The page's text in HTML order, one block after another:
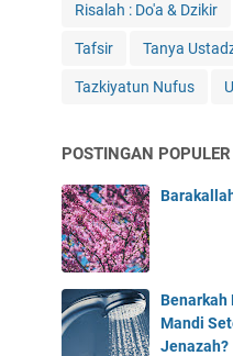
Risalah : Do'a & Dzikir
Tafsir Tanya
Tazkiyatun Nufus
POSTINGAN POPULER
Benarkah
Mandi
Jenazah?